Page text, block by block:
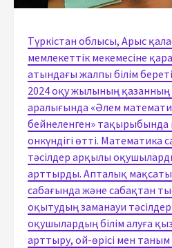
Түркістан облысы, Арыс
мемлекеттік мекемесіне
атындағы жалпы білім
2024 оқу жылының қазанның
аралығында «Әлем
бейнеленген» тақырыбында
онкүндігі өтті. Математика
тәсілдер арқылы
арттырды. Апталық
сабағында және сабақтан
оқытудың заманауи
оқушылардың білім алуға
арттыру, ой-өрісі мен таным